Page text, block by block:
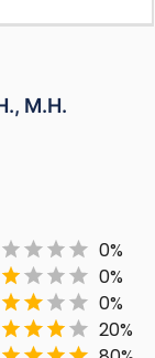
M.H.
0%
0%
0%
20%